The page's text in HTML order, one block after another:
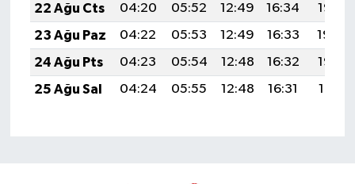
22 Ağu Cts
04:20 05:52 12:49 16:34
19:36
23 Ağu Paz
04:22 05:53 12:49 16:33
19:34
24 Ağu Pts
04:23 05:54 12:48 16:32
19:33
25 Ağu Sal
04:24 05:55 12:48 16:31 19:31